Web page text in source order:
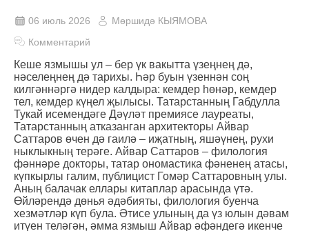
06 июль 2026
Мөршидә КЫЯМОВА
Комментарий
Кеше язмышы ул – бер үк вакытта үзеңнең дә,
нәселеңнең дә тарихы. Һәр буын үзеннән соң
килгәннәргә нидер калдыра: кемдер һөнәр, кемдер
тел, кемдер күңел җылысы. Татарстанның Габдулла
Тукай исемендәге Дәүләт премиясе лауреаты,
Татарстанның атказанган архитекторы Айвар
Саттаров өчен дә гаилә – иҗатның, яшәүнең, рухи
ныклыкның терәге. Айвар Саттаров – филология
фәннәре докторы, татар ономастика фәненең атасы,
күпкырлы галим, публицист Гомәр Саттаровның улы.
Аның балачак еллары китаплар арасында үтә.
Өйләрендә дөнья әдәбияты, филология буенча
хезмәтләр күп була. Әтисе улының да үз юлын дәвам
итүен теләгән, әмма язмыш Айвар әфәндегә икенче